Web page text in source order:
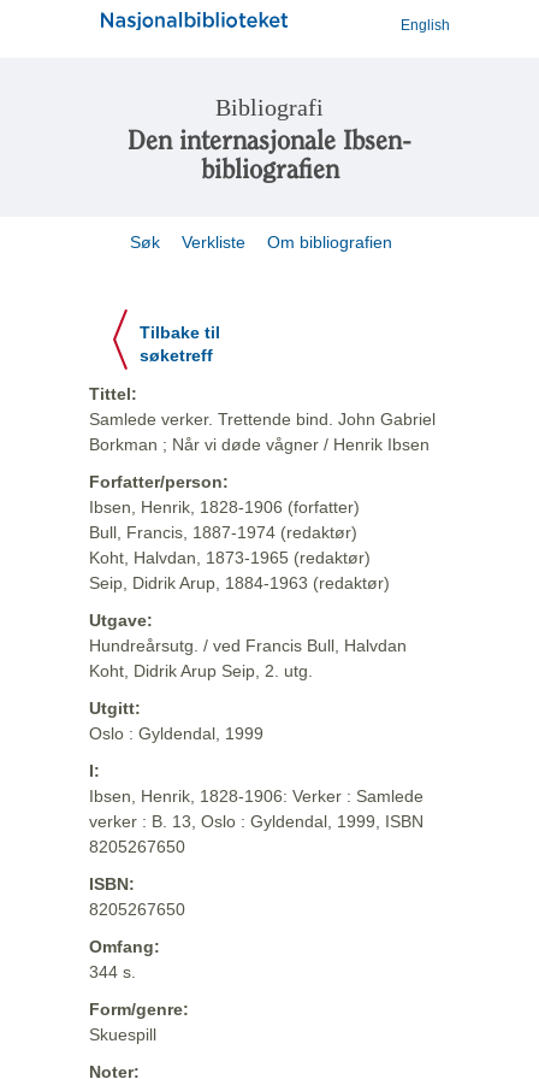
English
Bibliografi
Den internasjonale Ibsen-
bibliografien
Søk Verkliste Om bibliografien
Tilbake til
søketreff
Tittel:
Samlede verker. Trettende bind. John Gabriel
Borkman ; Når vi døde vågner / Henrik Ibsen
Forfatter/person:
Ibsen, Henrik, 1828-1906 (forfatter)
Bull, Francis, 1887-1974 (redaktør)
Koht, Halvdan, 1873-1965 (redaktør)
Seip, Didrik Arup, 1884-1963 (redaktør)
Utgave:
Hundreårsutg. / ved Francis Bull, Halvdan
Koht, Didrik Arup Seip, 2. utg.
Utgitt:
Oslo : Gyldendal, 1999
I:
Ibsen, Henrik, 1828-1906: Verker : Samlede
verker : B. 13, Oslo : Gyldendal, 1999, ISBN
8205267650
ISBN:
8205267650
Omfang:
344 s.
Form/genre:
Skuespill
Noter: